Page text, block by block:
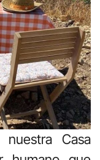
Casa